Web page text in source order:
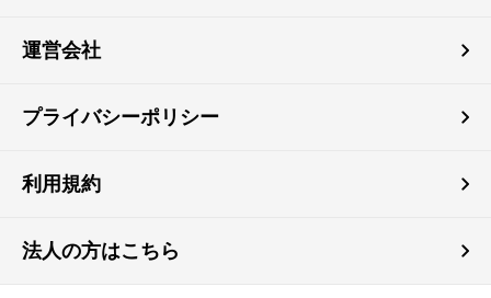
運営会社
プライバシーポリシー
利用規約
法人の方はこちら